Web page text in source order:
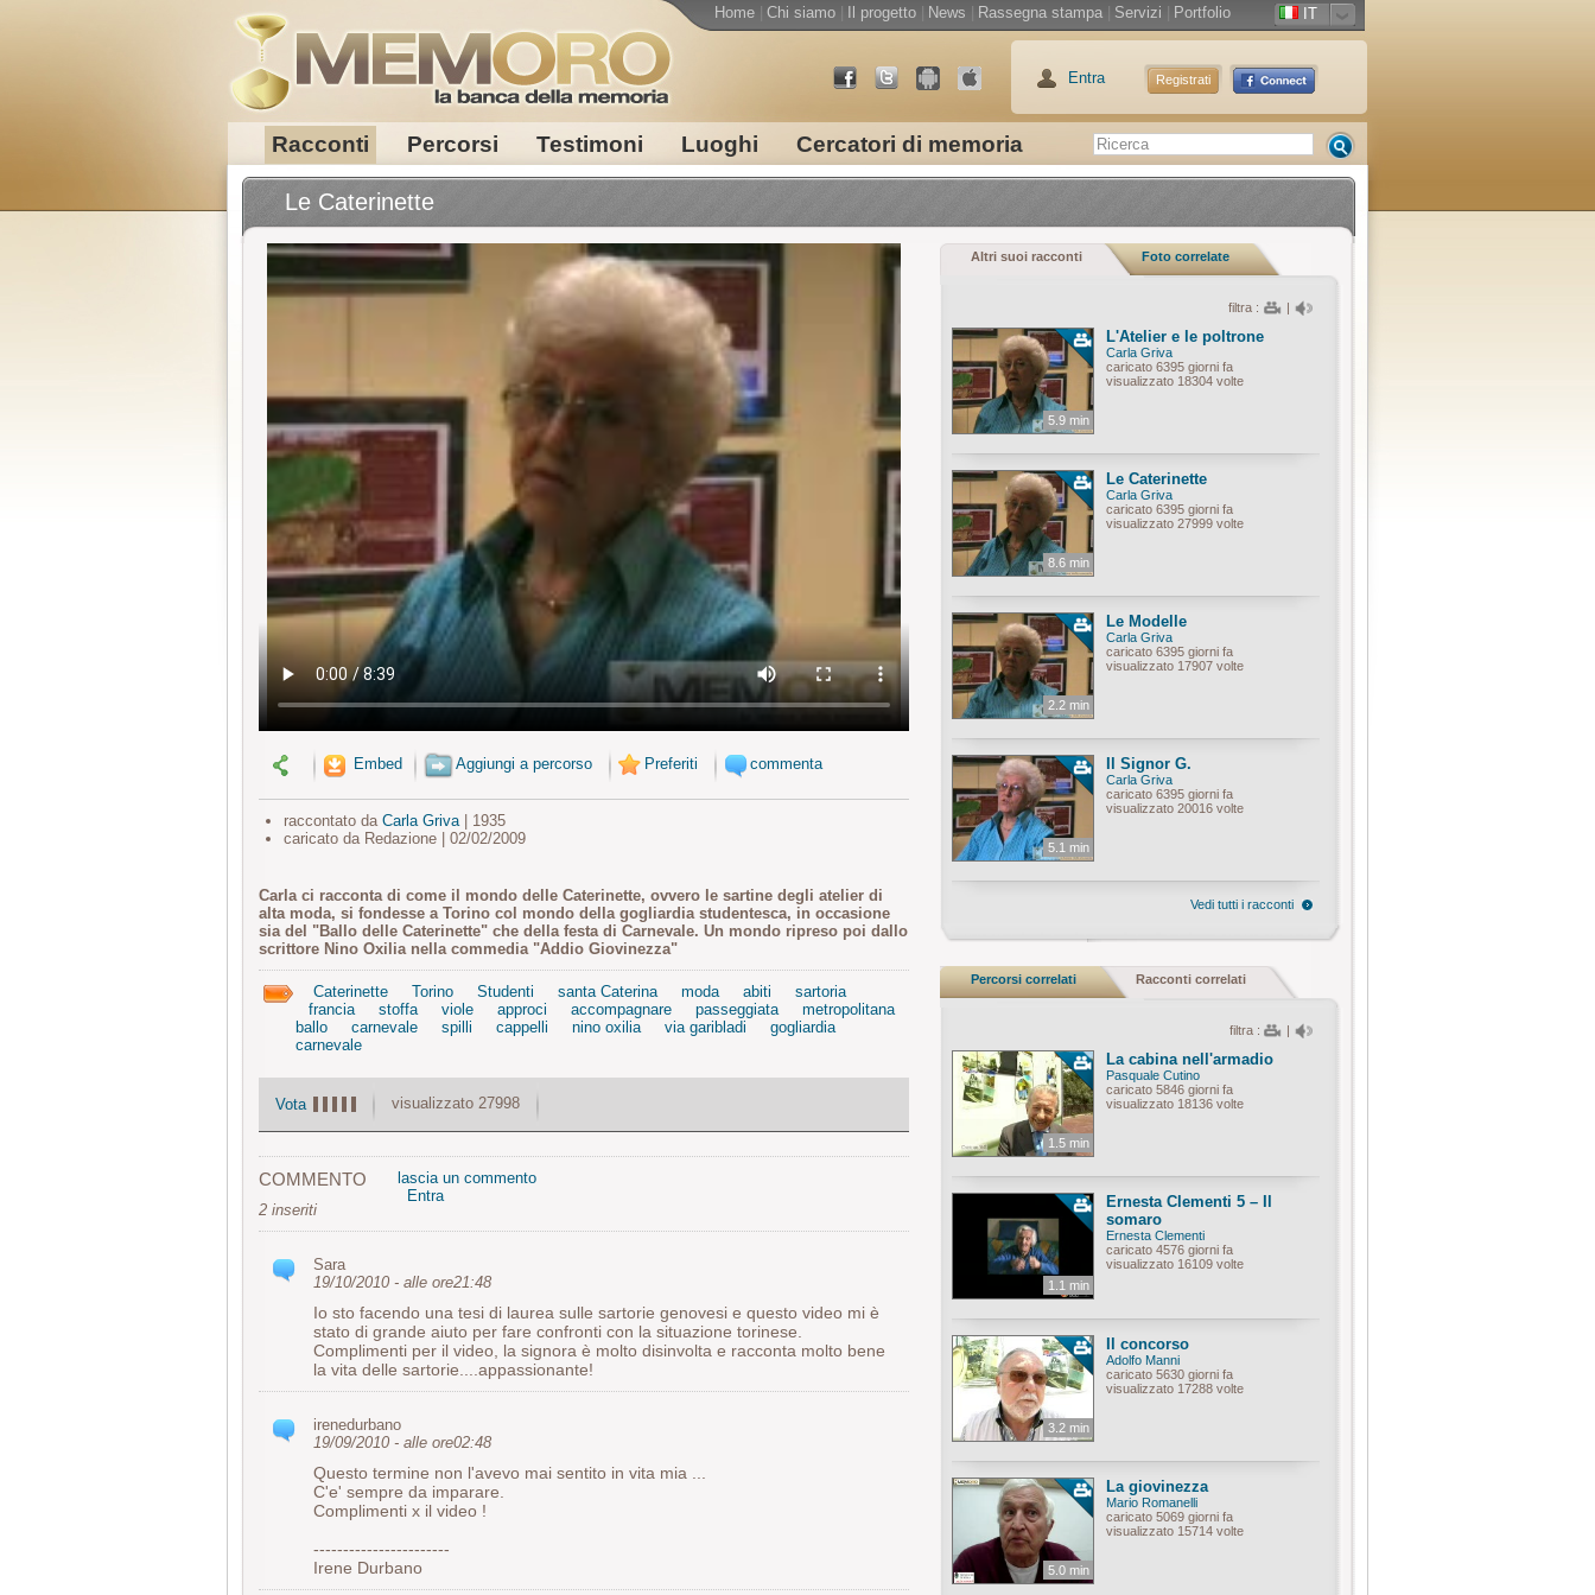
Racconti Percorsi Testimoni Luoghi Cercatori di memoria
Home Chi siamo Il progetto News Rassegna stampa Servizi Portfolio IT
Entra Registrati
Le Caterinette
Embed Aggiungi a percorso Preferiti commenta
raccontato da Carla Griva| 1935
caricato da Redazione | 02/02/2009
Carla ci racconta di come il mondo delle Caterinette, ovvero le sartine degli atelier di
alta moda, si fondesse a Torino col mondo della gogliardia studentesca, in occasione
sia del "Ballo delle Caterinette" che della festa di Carnevale. Un mondo ripreso poi dallo
scrittore Nino Oxilia nella commedia "Addio Giovinezza"
Caterinette Torino Studenti santa Caterina moda abiti
sartoria
francia
stoffa viole approci accompagnare passeggiata
metropolitana
ballo
carnevale spilli cappelli nino oxilia via garibladi
gogliardia
carnevale
Vota visualizzato 27998
COMMENTO
2 inseriti
lascia un commento
Entra
Sara
19/10/2010 - alle ore21:48
Io sto facendo una tesi di laurea sulle sartorie genovesi e questo video mi è
stato di grande aiuto per fare confronti con la situazione torinese.
Complimenti per il video, la signora è molto disinvolta e racconta molto bene
la vita delle sartorie....appassionante!
irenedurbano
19/09/2010 - alle ore02:48
Questo termine non l'avevo mai sentito in vita mia ...
C'e' sempre da imparare.
Complimenti x il video !
-----------------------
Irene Durbano
Altri suoi racconti Foto correlate
filtra : |
5.9 min
L'Atelier e le poltrone
Carla Griva
caricato 6395 giorni fa
visualizzato 18304 volte
8.6 min
Le Caterinette
Carla Griva
caricato 6395 giorni fa
visualizzato 27999 volte
2.2 min
Le Modelle
Carla Griva
caricato 6395 giorni fa
visualizzato 17907 volte
5.1 min
Il Signor G.
Carla Griva
caricato 6395 giorni fa
visualizzato 20016 volte
Vedi tutti i racconti
Percorsi correlati Racconti correlati
filtra : |
1.5 min
La cabina nell'armadio
Pasquale Cutino
caricato 5846 giorni fa
visualizzato 18136 volte
1.1 min
Ernesta Clementi 5 – Il
somaro
Ernesta Clementi
caricato 4576 giorni fa
visualizzato 16109 volte
3.2 min
Il concorso
Adolfo Manni
caricato 5630 giorni fa
visualizzato 17288 volte
5.0 min
La giovinezza
Mario Romanelli
caricato 5069 giorni fa
visualizzato 15714 volte